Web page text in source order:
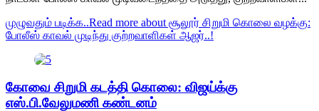
முழுவதும் படிக்க..Read more about சூலூர் சிறுமி கொலை வழக்கு:
போலீஸ் காவல் முடிந்து குற்றவாளிகள் ஆஜர்..!
கோவை சிறுமி கடத்தி கொலை: விஜய்க்கு
எஸ்.பி.வேலுமணி கண்டனம்